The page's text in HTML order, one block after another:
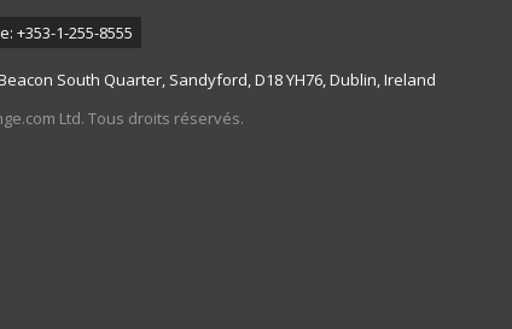
+353-1-255-8555
South Quarter, Sandyford, D18 YH76, Dublin, Ireland
Ltd. Tous droits réservés.